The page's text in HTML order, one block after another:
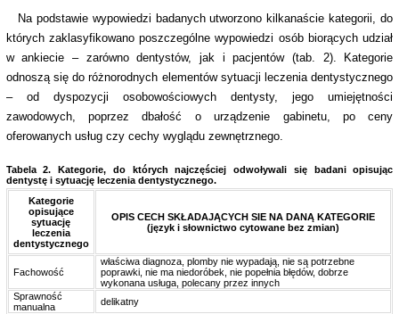
Na podstawie wypowiedzi badanych utworzono kilkanaście kategorii, do
których zaklasyfikowano poszczególne wypowiedzi osób biorących udział
w ankiecie – zarówno dentystów, jak i pacjentów (tab. 2). Kategorie
odnoszą się do różnorodnych elementów sytuacji leczenia dentystycznego
– od dyspozycji osobowościowych dentysty, jego umiejętności
zawodowych, poprzez dbałość o urządzenie gabinetu, po ceny
oferowanych usług czy cechy wyglądu zewnętrznego.
Tabela 2. Kategorie, do których najczęściej odwoływali się badani opisując
dentystę i sytuację leczenia dentystycznego.
Kategorie
opisujące
sytuację
leczenia
dentystycznego
OPIS CECH SKŁADAJĄCYCH SIE NA DANĄ KATEGORIE
(język i słownictwo cytowane bez zmian)
Fachowość
właściwa diagnoza, plomby nie wypadają, nie są potrzebne
poprawki, nie ma niedoróbek, nie popełnia błędów, dobrze
wykonana usługa, polecany przez innych
Sprawność
manualna
delikatny